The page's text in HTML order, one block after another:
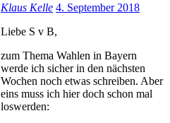
Klaus Kelle 4. September 2018
Liebe S v B,
zum Thema Wahlen in Bayern
werde ich sicher in den nächsten
Wochen noch etwas schreiben. Aber
eins muss ich hier doch schon mal
loswerden: